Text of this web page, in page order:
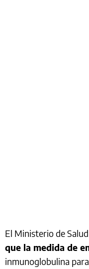
El Ministerio de
que la medida de
inmunoglobulina